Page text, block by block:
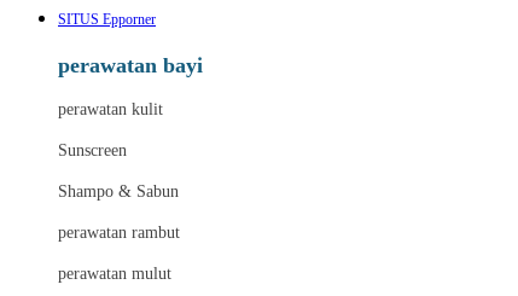
SITUS Epporner
perawatan bayi
perawatan kulit
Sunscreen
Shampo & Sabun
perawatan rambut
perawatan mulut